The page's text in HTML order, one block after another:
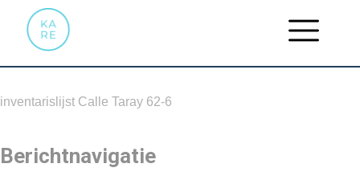
INVENTARISLIJST CALLE TARAY
62-6
inventarislijst Calle Taray 62-6
Berichtnavigatie